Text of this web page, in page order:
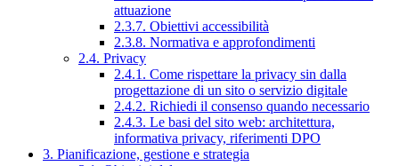
attuazione
2.3.7. Obiettivi accessibilità
2.3.8. Normativa e approfondimenti
2.4. Privacy
2.4.1. Come rispettare la privacy sin dalla
progettazione di un sito o servizio digitale
2.4.2. Richiedi il consenso quando necessario
2.4.3. Le basi del sito web: architettura,
informativa privacy, riferimenti DPO
3. Pianificazione, gestione e strategia